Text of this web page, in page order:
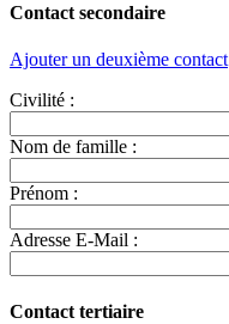
Contact secondaire
Ajouter un deuxième contact
Civilité :
Nom de famille :
Prénom :
Adresse E-Mail :
Contact tertiaire